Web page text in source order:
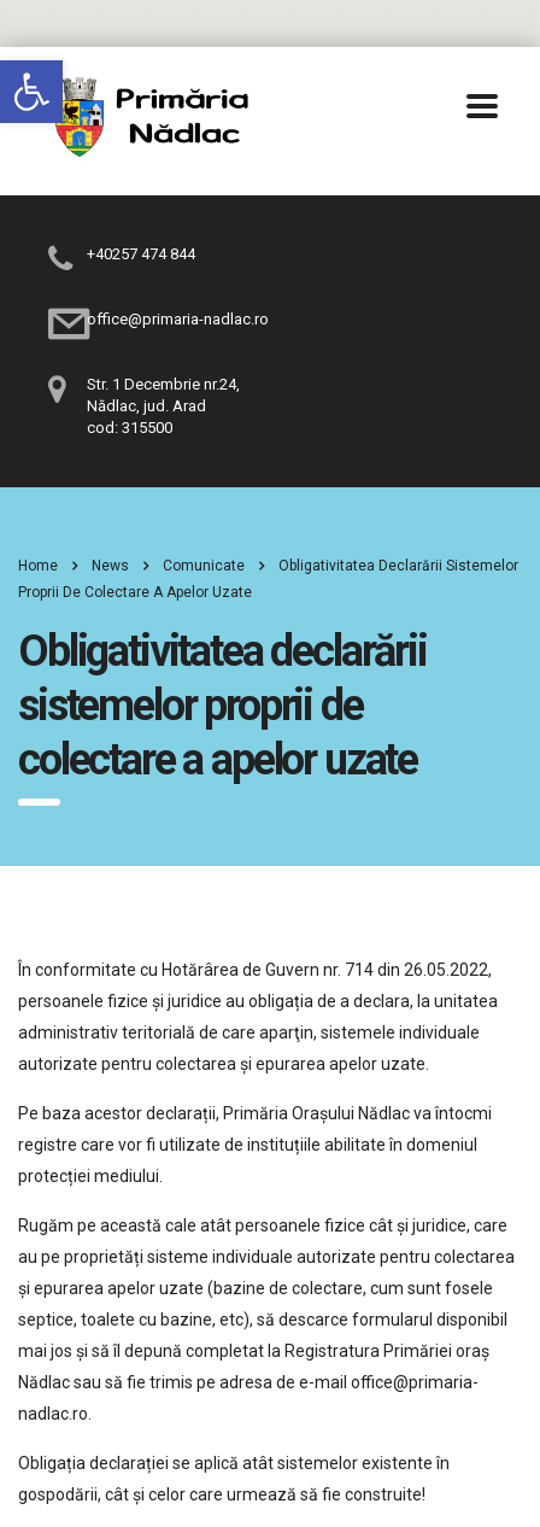
Deschide bara de unelte
+40257 474 844
office@primaria-nadlac.ro
Str. 1 Decembrie nr.24,
Nădlac, jud. Arad
cod: 315500
Home News Comunicate
Obligativitatea Declarării Sistemelor
Proprii De Colectare A Apelor Uzate
Obligativitatea declarării
sistemelor proprii de
colectare a apelor uzate
În conformitate cu Hotărârea de Guvern nr. 714 din 26.05.2022,
persoanele fizice și juridice au obligația de a declara, la unitatea
administrativ teritorială de care aparţin, sistemele individuale
autorizate pentru colectarea și epurarea apelor uzate.
Pe baza acestor declarații, Primăria Oraşului Nădlac va întocmi
registre care vor fi utilizate de instituțiile abilitate în domeniul
protecției mediului.
Rugăm pe această cale atât persoanele fizice cât și juridice, care
au pe proprietăți sisteme individuale autorizate pentru colectarea
și epurarea apelor uzate (bazine de colectare, cum sunt fosele
septice, toalete cu bazine, etc), să descarce formularul disponibil
mai jos şi să îl depună completat la Registratura Primăriei oraș
Nădlac sau să fie trimis pe adresa de e-mail office@primaria-
nadlac.ro.
Obligația declarației se aplică atât sistemelor existente în
gospodării, cât și celor care urmează să fie construite!